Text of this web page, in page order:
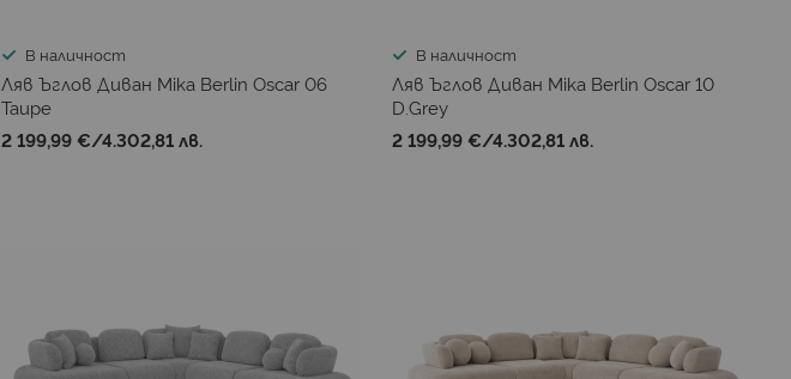
В наличност
Ляв Ъглов Диван Mika Berlin Oscar 06
Taupe
2 199,99 €/4.302,81 лв.
В наличност
Ляв Ъглов Диван Mika Berlin Oscar 10
D.Grey
2 199,99 €/4.302,81 лв.